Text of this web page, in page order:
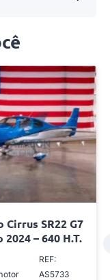
Cirrus SR22 G7
2024 – 640 H.T.
REF:
AS5733